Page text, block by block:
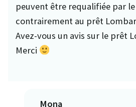
peuvent être requalifiée par
contrairement au prêt
Avez-vous un avis sur le prêt
Merci
Mona